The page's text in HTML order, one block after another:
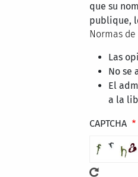
que su
publique,
Normas de
Las
No se
El
a la
CAPTCHA